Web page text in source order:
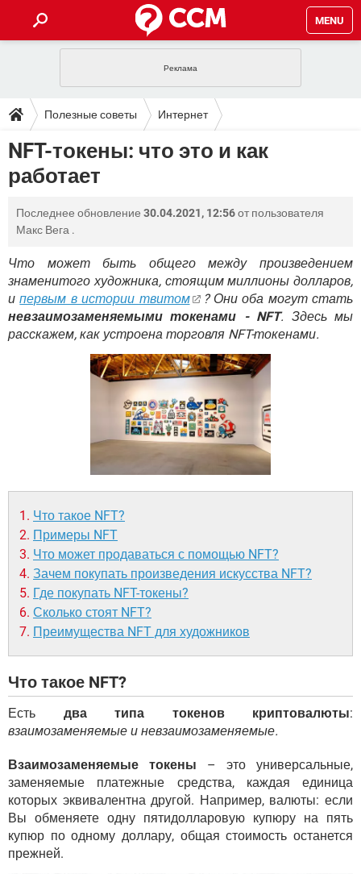
MENU
INSTAGRAM FACEBOOK
ИГРЫ WINDOWS 10
ВКОНТАКТЕ
ПОЛЕЗНЫЕ СОВЕТЫ
TIKTOK TELEGRAM
WHATSAPP INSTAGRAM
WINDOWS 10 ВКОНТАКТЕ
YANDEX
ЗАГРУЗКИ
TIKTOK
FACEBOOK
WINDOWS 10 ВКОНТАКТЕ
ВИДЕО GOOGLE
YANDEX
ФОРУМ
TIKTOK TELEGRAM
FACEBOOK ИГРЫ
WINDOWS 10 ВКОНТАКТЕ
ЭНЦИКЛОПЕДИЯ
TIKTOK TELEGRAM
WHATSAPP INSTAGRAM
FACEBOOK ИГРЫ
WINDOWS 10 ВКОНТАКТЕ
GOOGLE
Полезные советы Интернет
NFT-токены: что это и как
работает
Последнее обновление 30.04.2021, 12:56от пользователя
Макс Вега .
Что может быть общего между произведением
знаменитого художника, стоящим миллионы долларов,
ипервым в истории твитом
? Они оба могут стать
невзаимозаменяемыми токенами - NFT. Здесь мы
расскажем, как устроена торговля NFT-токенами.
Что такое NFT?
Примеры NFT
Что может продаваться с помощью NFT?
Зачем покупать произведения искусства NFT?
Где покупать NFT-токены?
Сколько стоят NFT?
Преимущества NFT для художников
Что такое NFT?
Есть два типа токенов криптовалюты:
взаимозаменяемые и невзаимозаменяемые.
Взаимозаменяемые токены – это универсальные,
заменяемые платежные средства, каждая единица
которых эквивалентна другой. Например, валюты: если
Вы обменяете одну пятидолларовую купюру на пять
купюр по одному доллару, общая стоимость останется
прежней.